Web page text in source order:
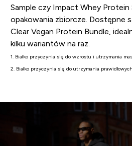
Sample czy Impact Whey Protein
opakowania zbiorcze. Dostępne
Clear Vegan Protein Bundle,
kilku wariantów na raz.
1. Białko przyczynia się do wzrostu i utrzymania
2. Białko przyczynia się do utrzymania